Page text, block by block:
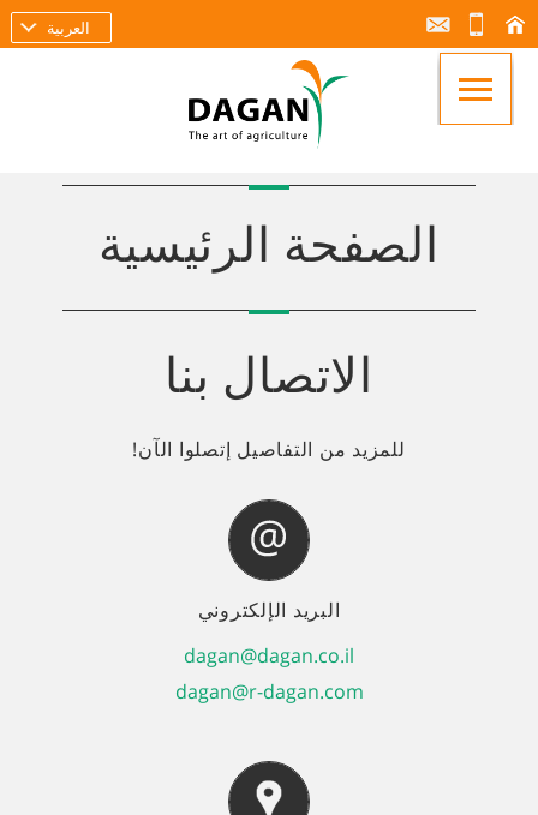
العربية
الصفحة الرئيسية
الاتصال بنا
للمزيد من التفاصيل إتصلوا الآن!
البريد الإلكتروني
dagan@dagan.co.il
dagan@r-dagan.com